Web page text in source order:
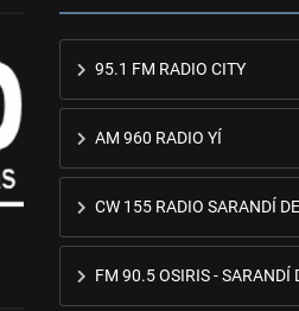
95.1 FM RADIO CITY
AM 960 RADIO YÍ
CW 155 RADIO SARANDÍ
FM 90.5 OSIRIS - SARANDÍ